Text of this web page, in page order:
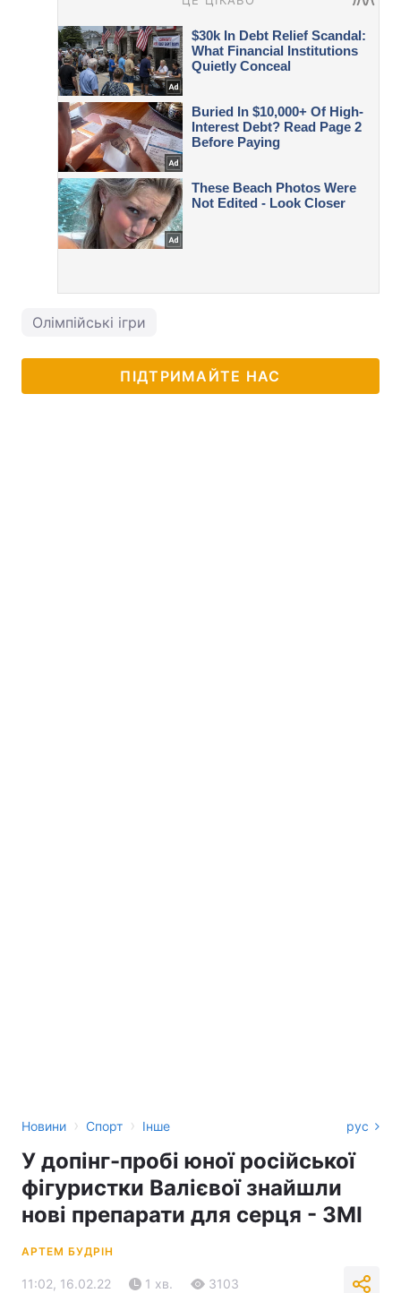
Олімпійські ігри
ПІДТРИМАЙТЕ НАС
Новини › Спорт › Інше рус
У допінг-пробі юної російської
фігуристки Валієвої знайшли
нові препарати для серця - ЗМІ
АРТЕМ БУДРІН
11:02, 16.02.22 1 хв. 3103